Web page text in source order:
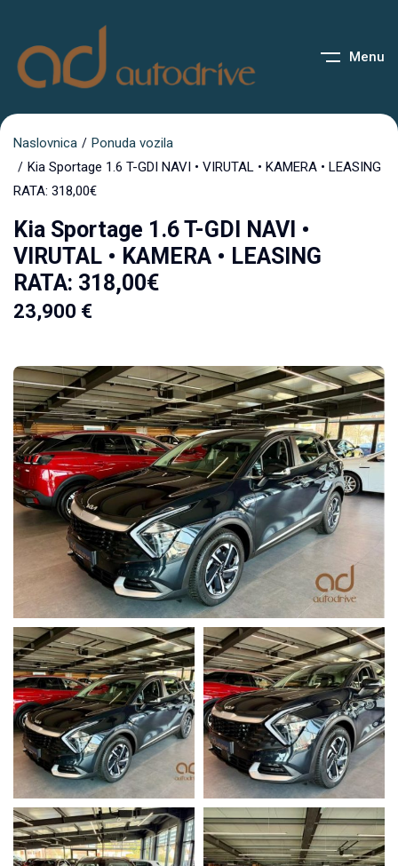
Menu
Naslovnica
Ponuda vozila
Kia Sportage 1.6 T-GDI NAVI • VIRUTAL • KAMERA • LEASING
RATA: 318,00€
Kia Sportage 1.6 T-GDI NAVI •
VIRUTAL • KAMERA • LEASING
RATA: 318,00€
23,900 €